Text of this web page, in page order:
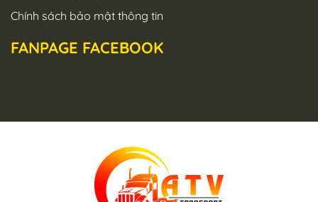
Chính sách bảo mật thông tin
FANPAGE FACEBOOK